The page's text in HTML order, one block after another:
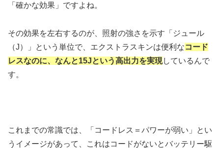
「確かな効果」ですよね。
その効果を左右するのが、照射の強さを示す「ジュール
（J）」という単位で、エクストラスキンは便利なコード
レスなのに、なんと15Jという高出力を実現しているんで
す。
これまでの常識では、「コードレス＝パワーが弱い」とい
うイメージがあって、これはコードがないとバッテリー駆